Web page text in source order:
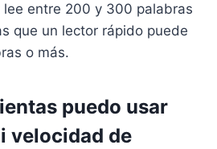
entre 200 y 300 palabras
que un lector rápido puede
o más.
puedo usar
velocidad de